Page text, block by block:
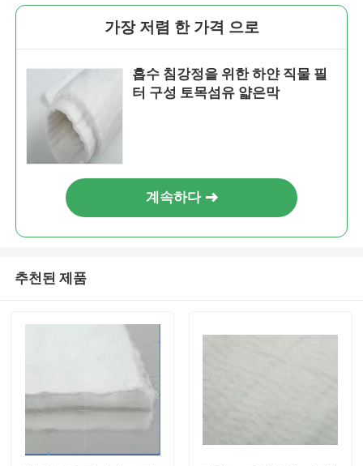
가장 저렴 한 가격 으로
흡수 침강정을 위한 하얀 직물 필
터 구성 토목섬유 얇은막
계속하다
추천된 제품